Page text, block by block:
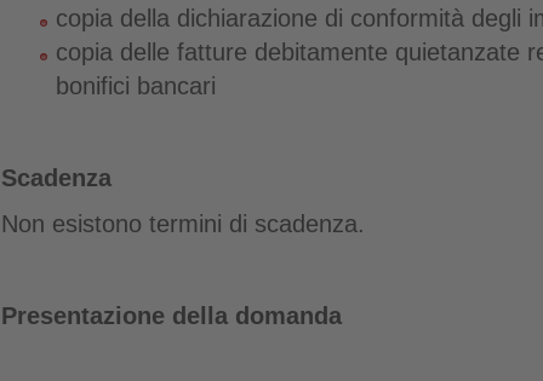
copia della dichiarazione di conformità degli
copia delle fatture debitamente quietanzate
bonifici bancari
Scadenza
Non esistono termini di scadenza.
Presentazione della domanda